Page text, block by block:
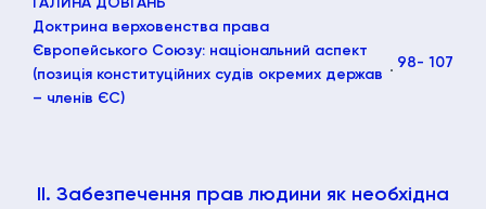
ГАЛИНА ДОВГАНЬ
Доктрина верховенства права
Європейського Союзу: національний аспект
(позиція конституційних судів окремих держав
– членів ЄС)
98- 107
ІІ. Забезпечення прав людини як необхідна